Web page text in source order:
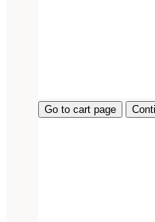
Go to cart page